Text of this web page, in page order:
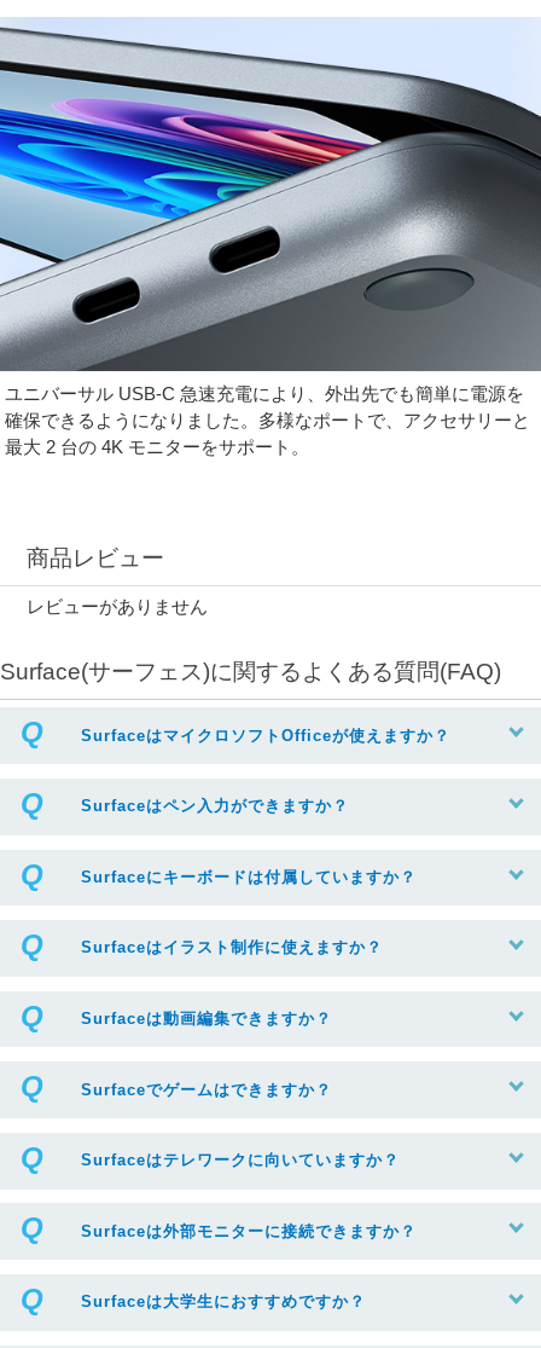
ユニバーサル USB-C 急速充電により、外出先でも簡単に電源を
確保できるようになりました。多様なポートで、アクセサリーと
最大 2 台の 4K モニターをサポート。
商品レビュー
レビューがありません
Surface(サーフェス)に関するよくある質問(FAQ)
SurfaceはマイクロソフトOfficeが使えますか？
Surfaceはペン入力ができますか？
Surfaceにキーボードは付属していますか？
Surfaceはイラスト制作に使えますか？
Surfaceは動画編集できますか？
Surfaceでゲームはできますか？
Surfaceはテレワークに向いていますか？
Surfaceは外部モニターに接続できますか？
Surfaceは大学生におすすめですか？